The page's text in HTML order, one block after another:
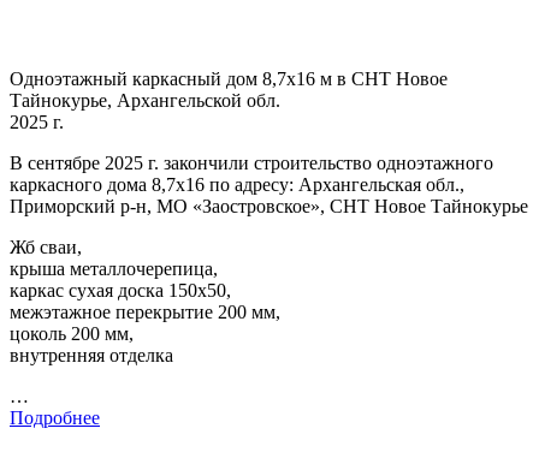
Одноэтажный каркасный дом 8,7х16 м в СНТ Новое
Тайнокурье, Архангельской обл.
2025 г.
В сентябре 2025 г. закончили строительство одноэтажного
каркасного дома 8,7х16 по адресу: Архангельская обл.,
Приморский р-н, МО «Заостровское», СНТ Новое Тайнокурье
Жб сваи,
крыша металлочерепица,
каркас сухая доска 150х50,
межэтажное перекрытие 200 мм,
цоколь 200 мм,
внутренняя отделка
…
Подробнее